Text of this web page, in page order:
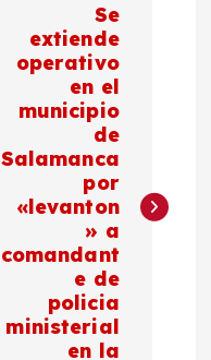
Se
extiende
operativo
en el
municipio
de
Salamanca
por
«levanton
» a
comandant
e de
policia
ministerial
en la